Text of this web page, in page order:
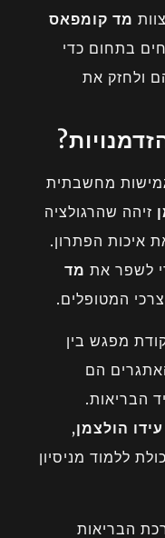
מד קומפאס
בתחום כדי
ולחזק את
מחשבתית
זיהה שהרגולציה
איכות הפתרון.
לשפר את מד
המטופלים.
מפגש בין
הם
הבריאות.
עידו הולצמן,
ללמוד מניסיון
הבריאות